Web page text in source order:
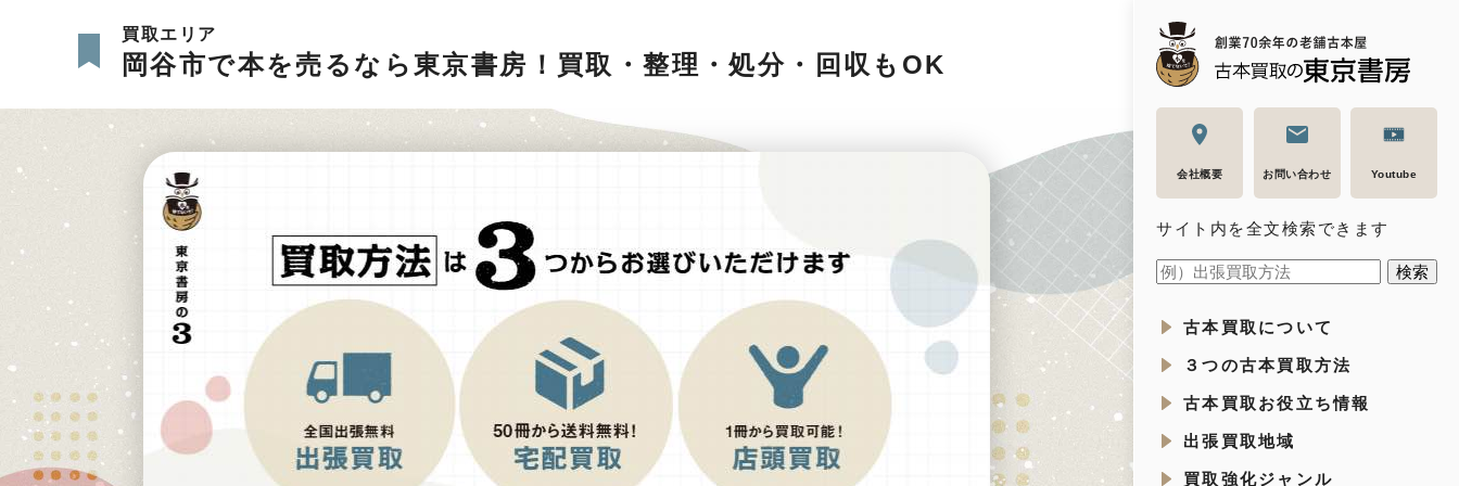
会社概要 お問い合わせ Youtube
サイト内を全文検索できます
古本買取について
３つの古本買取方法
古本買取お役立ち情報
出張買取地域
買取強化ジャンル
買取エリア
岡谷市で本を売るなら東京書房！買取・整理・処分・回収もOK